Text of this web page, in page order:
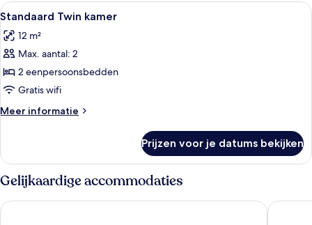
Alle
foto's
voor
Standaard
Twin
kamer
laden
Een hotelkamer met twee
4
Standaard Twin kamer
12 m²
Max. aantal: 2
2 eenpersoonsbedden
Gratis wifi
Meer informatie
Meer
Twin
kamer
Prijzen voor je datums bekijken
Gelijkaardige accommodaties
A Hotel Desker The